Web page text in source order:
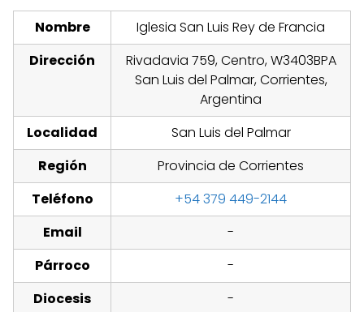
Nombre
Iglesia San Luis Rey de Francia
Dirección
Rivadavia 759, Centro, W3403BPA
San Luis del Palmar, Corrientes,
Argentina
Localidad
San Luis del Palmar
Región
Provincia de Corrientes
Teléfono
+54 379 449-2144
Email
-
Párroco
-
Diocesis
-